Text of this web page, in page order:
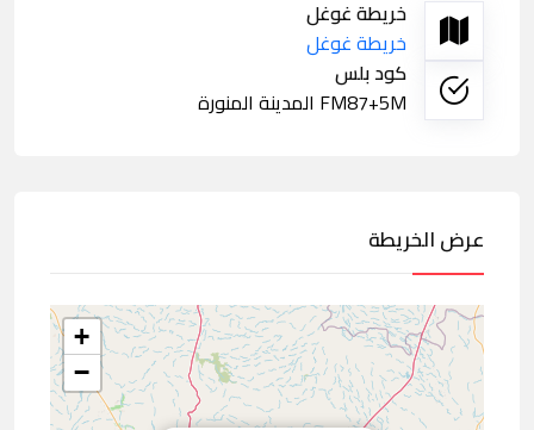
خريطة غوغل
خريطة غوغل
كود بلس
FM87+5M المدينة المنورة
عرض الخريطة
+
−